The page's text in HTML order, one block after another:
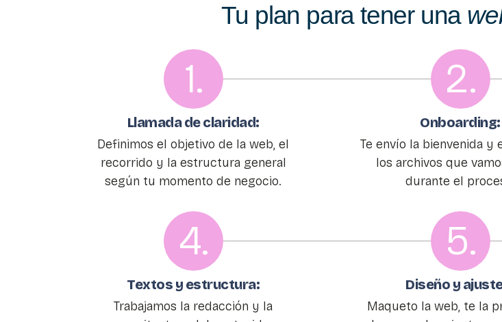
Tu plan para tener una
1.
Llamada de claridad:
Definimos el objetivo de la web, el
recorrido y la estructura general
según tu momento de negocio.
2.
Onboarding:
Te envío la bienvenida y
los archivos que
durante el
4.
Textos y estructura:
Trabajamos la redacción y la
5.
Diseño y
Maqueto la web, te la